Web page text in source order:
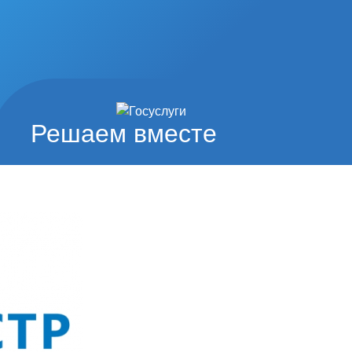
Решаем вместе